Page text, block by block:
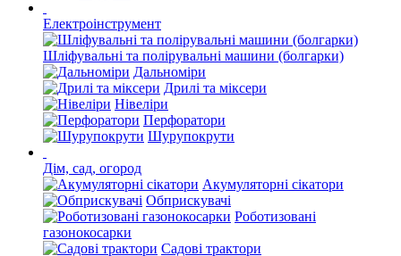
Електроінструмент
Шліфувальні та полірувальні машини (болгарки)
Дальноміри
Дрилі та міксери
Нівеліри
Перфоратори
Шурупокрути
Дім, сад, огород
Акумуляторні сікатори
Обприскувачі
Роботизовані
газонокосарки
Садові трактори